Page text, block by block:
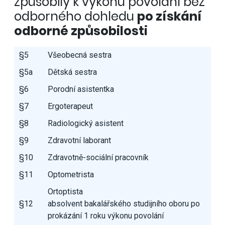
odborného dohledu po získání
odborné způsobilosti
§5
Všeobecná sestra
§5a
Dětská sestra
§6
Porodní asistentka
§7
Ergoterapeut
§8
Radiologický asistent
§9
Zdravotní laborant
§10
Zdravotně-sociální pracovník
§11
Optometrista
§12
Ortoptista
absolvent bakalářského studijního oboru po
prokázání 1 roku výkonu povolání